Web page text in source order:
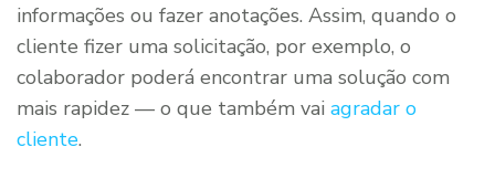
informações ou fazer anotações. Assim, quando o
cliente fizer uma solicitação, por exemplo, o
colaborador poderá encontrar uma solução com
mais rapidez — o que também vai agradar o
cliente.